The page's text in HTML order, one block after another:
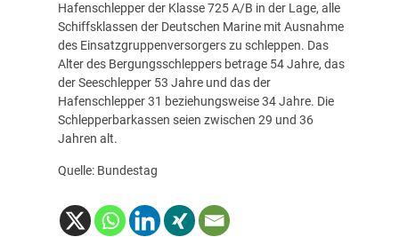
Hafenschlepper der Klasse 725 A/B in der Lage, alle
Schiffsklassen der Deutschen Marine mit Ausnahme
des Einsatzgruppenversorgers zu schleppen. Das
Alter des Bergungsschleppers betrage 54 Jahre, das
der Seeschlepper 53 Jahre und das der
Hafenschlepper 31 beziehungsweise 34 Jahre. Die
Schlepperbarkassen seien zwischen 29 und 36
Jahren alt.
Quelle: Bundestag